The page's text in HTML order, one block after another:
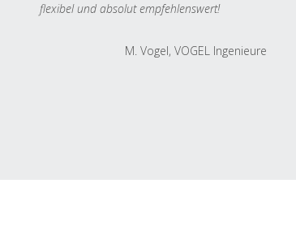
flexibel und absolut empfehlenswert!
M. Vogel, VOGEL Ingenieure